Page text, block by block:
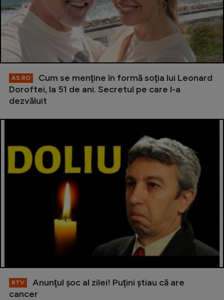
AS.RO
Cum se menţine în formă soţia lui Leonard
Doroftei, la 51 de ani. Secretul pe care l-a
dezvăluit
RTV
Anunţul şoc al zilei! Puţini ştiau că are
cancer